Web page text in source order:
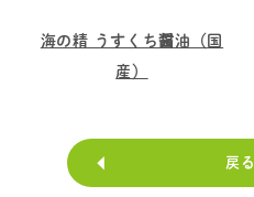
海の精 うすくち醤油（国
産）
戻る